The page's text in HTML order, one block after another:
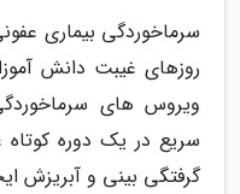
سرماخوردگی بیماری
روزهای غیبت دانش
ویروس های
سریع در یک دوره کوتاه
گرفتگی بینی و آبریزش